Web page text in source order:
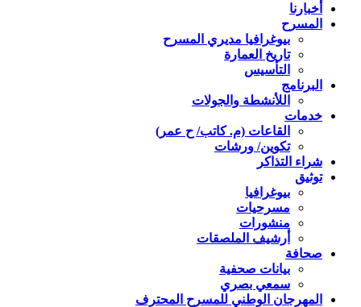
أخبارنا
المسرح
بيوغرافيا مديري المسرح
تاريخ العمارة
التأسيس
البرنامج
اللأنشطة والجولات
خدمات
القاعات (م. كاتب/ ح عمر)
تكوين/ ورشات
شراء التذاكر
توثيق
بيوغرافيا
مسرحيات
منشورات
أرشيف الملصقات
صحافة
بيانات صحفية
سمعي بصري
المهرجان الوطني للمسرح المحترف